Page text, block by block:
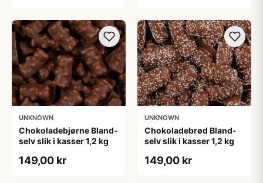
UNKNOWN
Chokoladebjørne Bland-
selv slik i kasser 1,2 kg
149,00 kr
UNKNOWN
Chokoladebrød Bland-
selv slik i kasser 1,2 kg
149,00 kr